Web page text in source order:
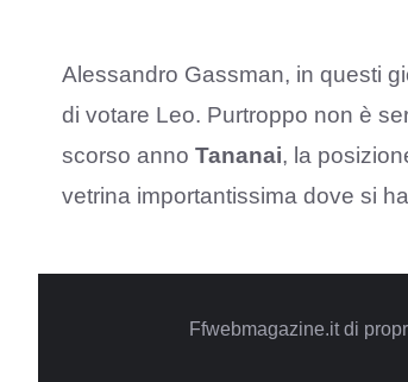
Alessandro Gassman, in questi
di votare Leo. Purtroppo non è
scorso anno Tananai, la
vetrina importantissima dove si
Ffwebmagazine.it di